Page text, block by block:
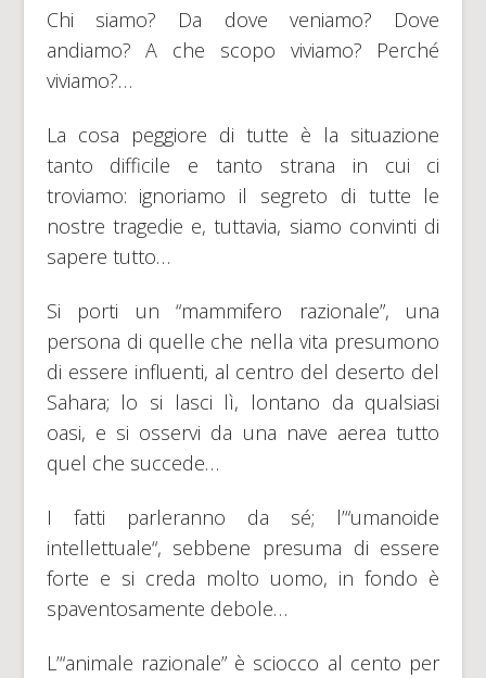
Chi siamo? Da dove veniamo? Dove
andiamo? A che scopo viviamo? Perché
viviamo?…
La cosa peggiore di tutte è la situazione
tanto difficile e tanto strana in cui ci
troviamo: ignoriamo il segreto di tutte le
nostre tragedie e, tuttavia, siamo convinti di
sapere tutto…
Si porti un “mammifero razionale”, una
persona di quelle che nella vita presumono
di essere influenti, al centro del deserto del
Sahara; lo si lasci lì, lontano da qualsiasi
oasi, e si osservi da una nave aerea tutto
quel che succede…
I fatti parleranno da sé; l’“umanoide
intellettuale“, sebbene presuma di essere
forte e si creda molto uomo, in fondo è
spaventosamente debole…
L’“animale razionale” è sciocco al cento per